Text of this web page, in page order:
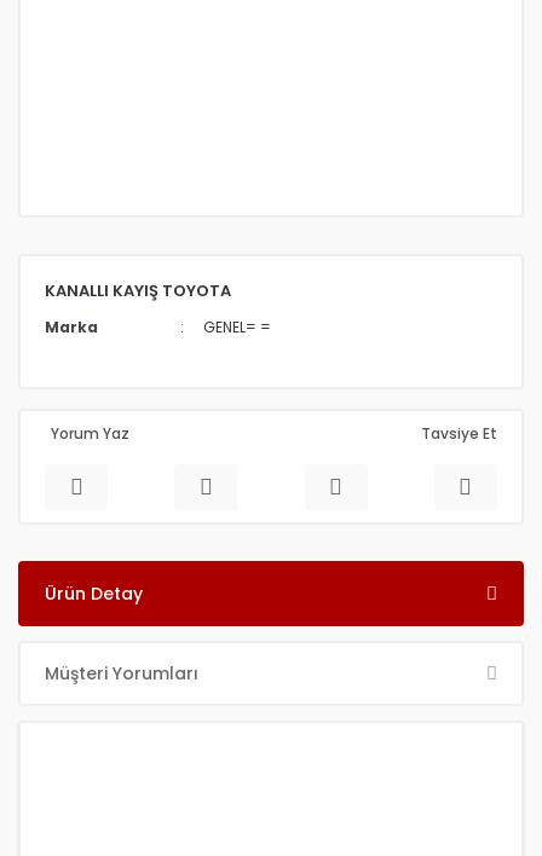
KANALLI KAYIŞ TOYOTA
Marka GENEL= =
Yorum Yaz Tavsiye Et
Ürün Detay
Müşteri Yorumları